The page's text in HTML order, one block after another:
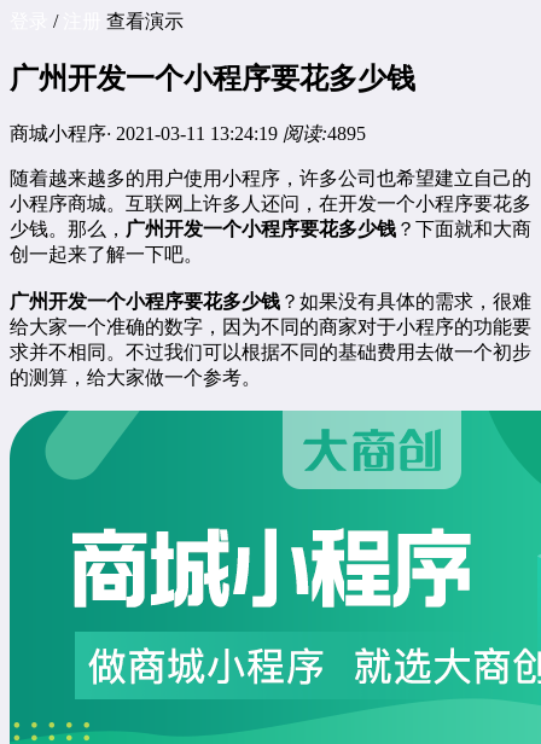
/注册 查看演示
广州开发一个小程序要花多少钱
商城小程序· 2021-03-11 13:24:19 阅读:4895
随着越来越多的用户使用小程序，许多公司也希望建立自己的
小程序商城。互联网上许多人还问，在开发一个小程序要花多
少钱。那么， 广州开发一个小程序要花多少钱 ？下面就和大商
创一起来了解一下吧。
广州开发一个小程序要花多少钱 ？如果没有具体的需求，很难
给大家一个准确的数字，因为不同的商家对于小程序的功能要
求并不相同。不过我们可以根据不同的基础费用去做一个初步
的测算，给大家做一个参考。